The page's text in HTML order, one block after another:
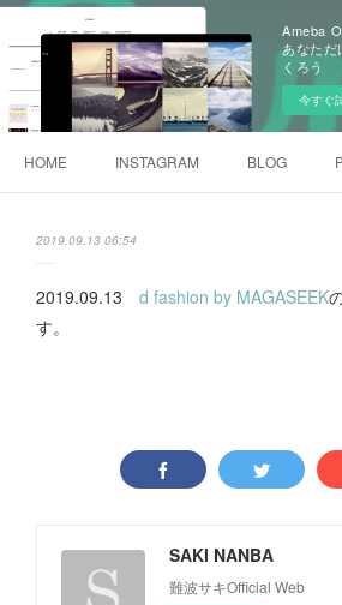
Ameba
あなただ
くろう
今すぐ
HOME INSTAGRAM BLOG
2019.09.13 06:54
2019.09.13 d fashion by MAGASEEK
す。
SAKI NANBA
難波サキOfficial Web